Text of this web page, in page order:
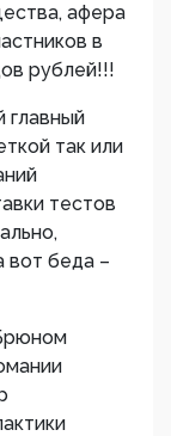
афера
в
рублей!!!
так или
тестов
вот беда –